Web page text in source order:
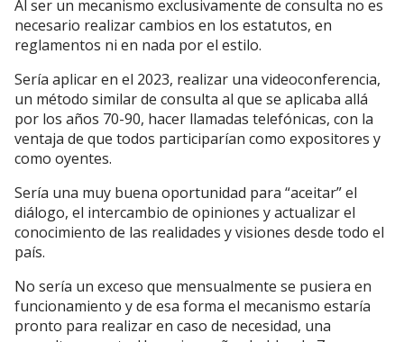
Al ser un mecanismo exclusivamente de consulta no es
necesario realizar cambios en los estatutos, en
reglamentos ni en nada por el estilo.
Sería aplicar en el 2023, realizar una videoconferencia,
un método similar de consulta al que se aplicaba allá
por los años 70-90, hacer llamadas telefónicas, con la
ventaja de que todos participarían como expositores y
como oyentes.
Sería una muy buena oportunidad para “aceitar” el
diálogo, el intercambio de opiniones y actualizar el
conocimiento de las realidades y visiones desde todo el
país.
No sería un exceso que mensualmente se pusiera en
funcionamiento y de esa forma el mecanismo estaría
pronto para realizar en caso de necesidad, una